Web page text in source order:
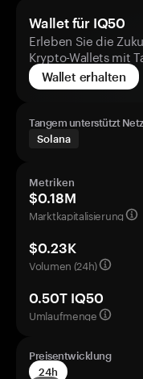
Wallet für IQ50
Erleben Sie die
Krypto-Wallets mit
Wallet erhalten
Tangem unterstützt
Solana
Metriken
$0.18M
Marktkapitalisierung
$0.23K
Volumen (24h)
0.50T IQ50
Umlaufmenge
Preisentwicklung
24h